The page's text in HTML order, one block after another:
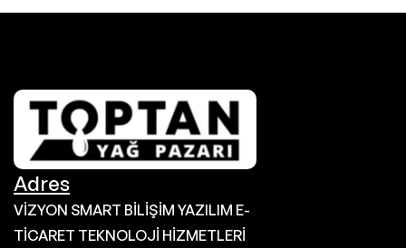
Adres
VİZYON SMART BİLİŞİM YAZILIM E-
TİCARET TEKNOLOJİ HİZMETLERİ